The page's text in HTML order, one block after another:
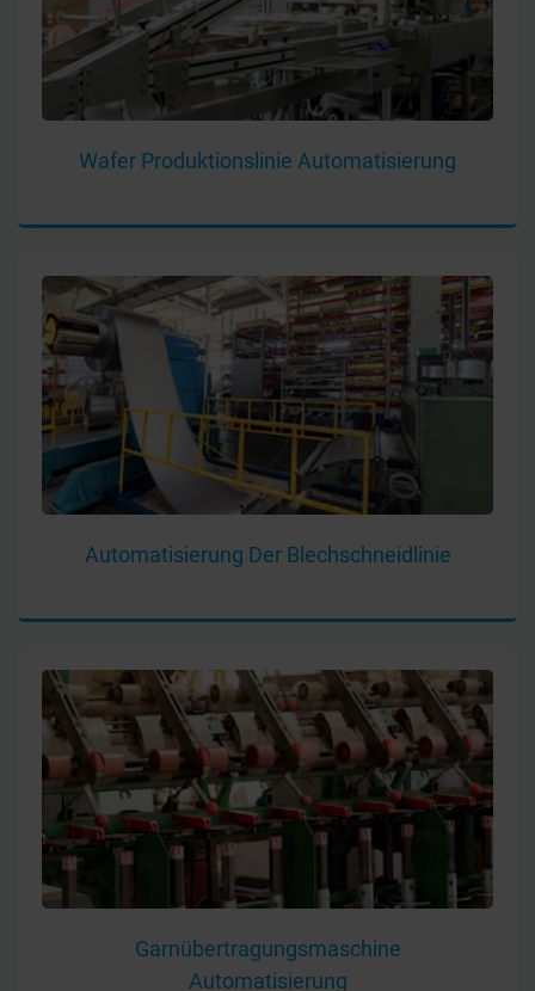
Wafer Produktionslinie Automatisierung
Automatisierung Der Blechschneidlinie
Garnübertragungsmaschine
Automatisierung